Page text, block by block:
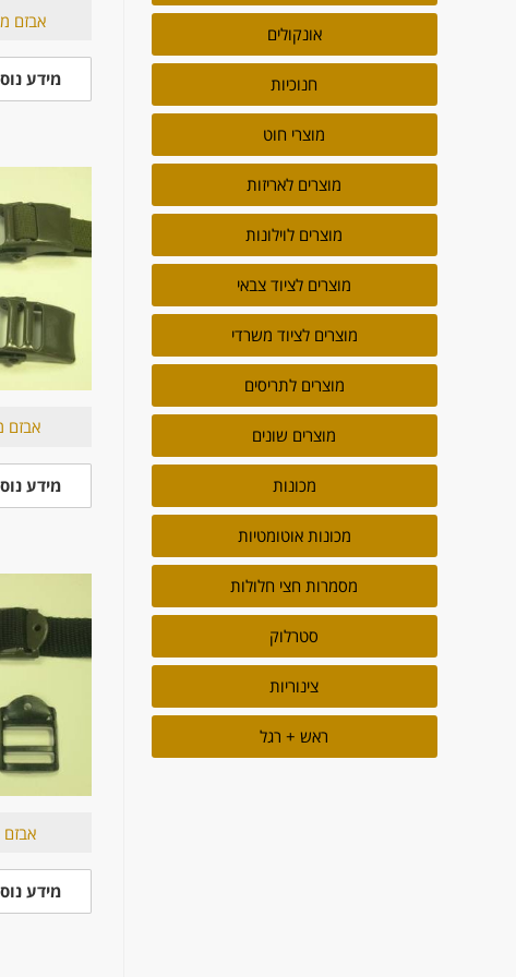
אבזם
מידע
אבזם
מידע
מידע
אונקולים
חנוכיות
מוצרי חוט
מוצרים לאריזות
מוצרים לוילונות
מוצרים לציוד צבאי
מוצרים לציוד משרדי
מוצרים לתריסים
מוצרים שונים
מכונות
מכונות אוטומטיות
מסמרות חצי חלולות
סטרלוק
צינוריות
ראש + רגל